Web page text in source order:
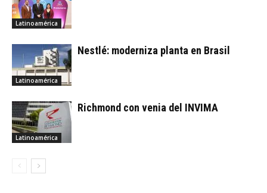
Latinoamérica
Latinoamérica
Nestlé: moderniza planta en Brasil
Latinoamérica
Richmond con venia del INVIMA